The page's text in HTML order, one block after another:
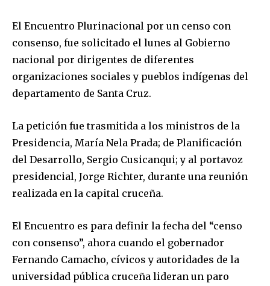
El Encuentro Plurinacional por un censo con
consenso, fue solicitado el lunes al Gobierno
nacional por dirigentes de diferentes
organizaciones sociales y pueblos indígenas del
departamento de Santa Cruz.
La petición fue trasmitida a los ministros de la
Presidencia, María Nela Prada; de Planificación
del Desarrollo, Sergio Cusicanqui; y al portavoz
presidencial, Jorge Richter, durante una reunión
realizada en la capital cruceña.
El Encuentro es para definir la fecha del “censo
con consenso”, ahora cuando el gobernador
Fernando Camacho, cívicos y autoridades de la
universidad pública cruceña lideran un paro